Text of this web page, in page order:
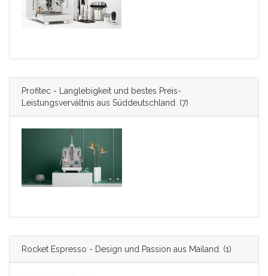
Profitec - Langlebigkeit und bestes Preis-
Leistungsvervältnis aus Süddeutschland.
(7)
Rocket Espresso - Design und Passion aus Mailand. (1)